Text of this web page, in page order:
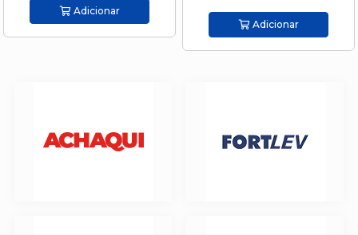
Adicionar
Adicionar